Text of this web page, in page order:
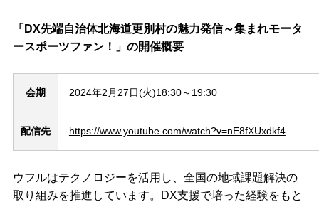
「DX先端自治体北海道更別村の魅力発信～集まれモータ
ースポーツファン！」の開催概要
会期 2024年2月27日(火)18:30～19:30
配信先 https://www.youtube.com/watch?v=nE8fXUxdkf4
ウフルはテクノロジーを活用し、全国の地域課題解決の
取り組みを推進しています。DX支援で培った経験をもと